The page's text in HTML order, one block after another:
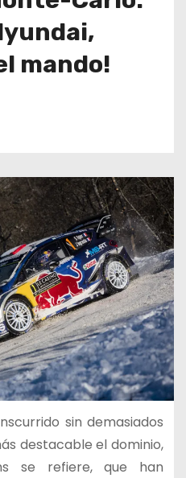
mando!
sin demasiados
destacable el dominio,
se refiere, que han